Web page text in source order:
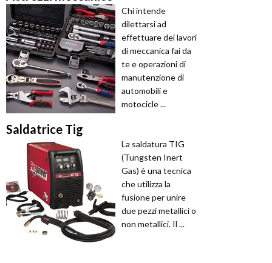
Chi intende
dilettarsi ad
effettuare dei lavori
di meccanica fai da
te e operazioni di
manutenzione di
automobili e
motocicle ...
Saldatrice Tig
La saldatura TIG
(Tungsten Inert
Gas) è una tecnica
che utilizza la
fusione per unire
due pezzi metallici o
non metallici. Il ...